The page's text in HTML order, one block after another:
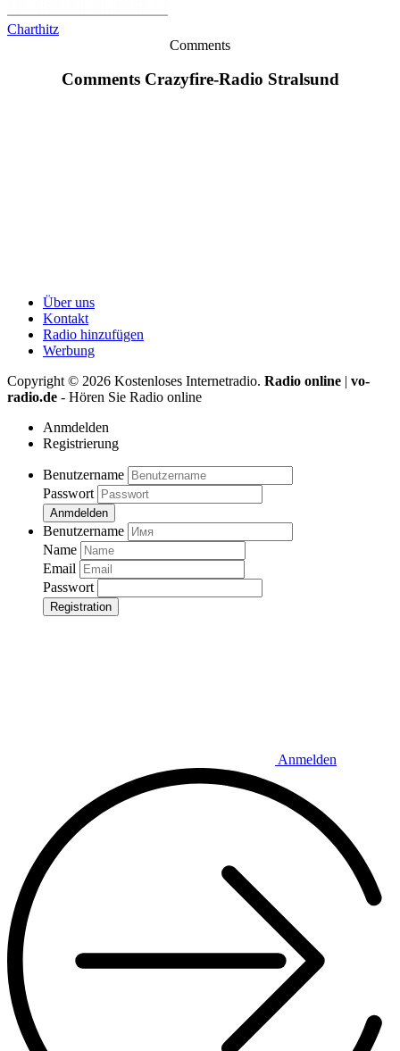
Charthitz
Comments
Comments Crazyfire-Radio Stralsund
Über uns
Kontakt
Radio hinzufügen
Werbung
Copyright © 2026 Kostenloses Internetradio. Radio online | vo-
radio.de - Hören Sie Radio online
Anmdelden
Registrierung
Benutzername
Passwort
Anmdelden
Benutzername
Name
Email
Passwort
Registration
Anmelden